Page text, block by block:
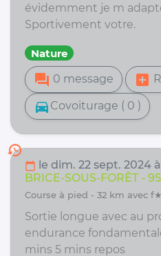
évidemment je m
Sportivement votre.
Nature
forum 0 message add_box
directions_car Covoiturage ( 0 )
history
calendar_today le dim. 22 sept. 2024
BRICE-SOUS-FORÊT -
course à pied - 32 km
Sortie longue avec au
endurance
mins 5 mins repos